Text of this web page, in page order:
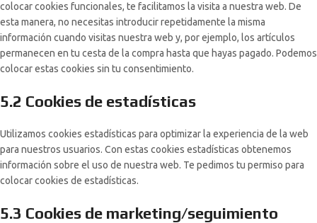
colocar cookies funcionales, te facilitamos la visita a nuestra web. De
esta manera, no necesitas introducir repetidamente la misma
información cuando visitas nuestra web y, por ejemplo, los artículos
permanecen en tu cesta de la compra hasta que hayas pagado. Podemos
colocar estas cookies sin tu consentimiento.
5.2 Cookies de estadísticas
Utilizamos cookies estadísticas para optimizar la experiencia de la web
para nuestros usuarios. Con estas cookies estadísticas obtenemos
información sobre el uso de nuestra web. Te pedimos tu permiso para
colocar cookies de estadísticas.
5.3 Cookies de marketing/seguimiento